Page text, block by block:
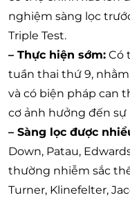
nghiệm sàng lọc
Triple Test.
– Thực hiện sớm: Có
tuần thai thứ 9,
và có biện pháp can
cơ ảnh hưởng đến
– Sàng lọc được
Down, Patau,
thường nhiễm sắc
Turner, Klinefelter,